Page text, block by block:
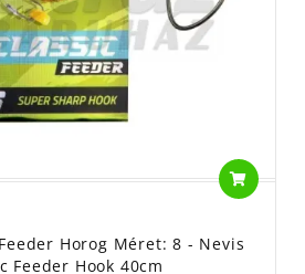
Horog Méret: 8 - Nevis
Feeder Hook 40cm